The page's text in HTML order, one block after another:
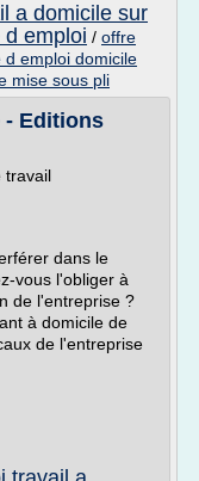
a domicile sur
emploi / offre
d emploi domicile
mise sous pli
- Editions
travail
dans le
vous l'obliger à
de l'entreprise ?
à domicile de
de l'entreprise